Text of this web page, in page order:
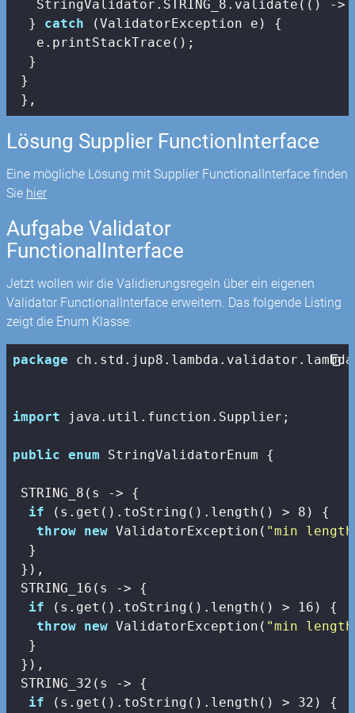
StringValidator.STRING_8.validate(() ->
  }
catch (ValidatorException e) {
   e.printStackTrace();
  }
}
},
Lösung Supplier FunctionInterface
Eine mögliche Lösung mit Supplier FunctionalInterface finden
Sie hier
Aufgabe Validator
FunctionalInterface
Jetzt wollen wir die Validierungsregeln über ein eigenen
Validator FunctionalInterface erweitern. Das folgende Listing
zeigt die Enum Klasse:
package
import java.util.function.Supplier;
public enum StringValidatorEnum {
STRING_8(s -> {
if (s.get().toString().length() > 8 ) {
throw new ValidatorException( "min
  }
}),
STRING_16(s -> {
if (s.get().toString().length() > 16 ) {
throw new ValidatorException( "min
  }
}),
STRING_32(s -> {
if (s.get().toString().length() > 32 ) {